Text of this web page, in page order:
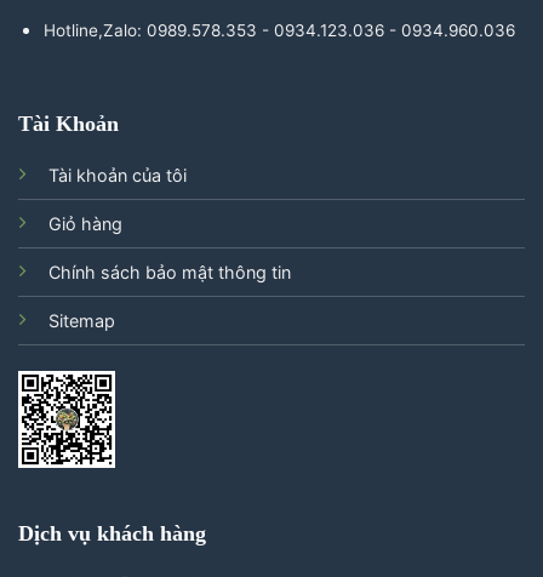
Hotline,Zalo: 0989.578.353 - 0934.123.036 - 0934.960.036
Tài Khoản
Tài khoản của tôi
Giỏ hàng
Chính sách bảo mật thông tin
Sitemap
Dịch vụ khách hàng